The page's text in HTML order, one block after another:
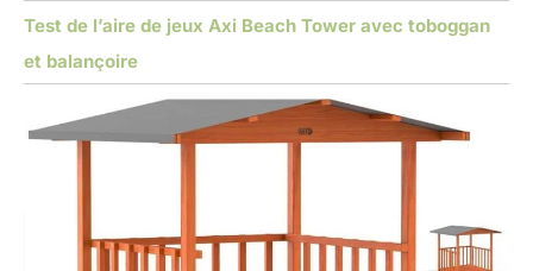
Test de l’aire de jeux Axi Beach Tower avec toboggan
et balançoire